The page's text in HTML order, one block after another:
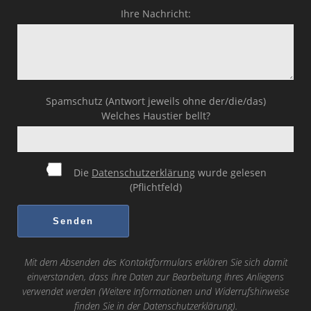
Ihre Nachricht:
Spamschutz (Antwort jeweils ohne der/die/das)
Welches Haustier bellt?
Die Datenschutzerklärung wurde gelesen
(Pflichtfeld)
Mit dem Absenden des Kontaktformulars erklären Sie sich damit
einverstanden, dass Ihre Daten zur Bearbeitung Ihres Anliegens
verwendet werden (Weitere Informationen und Widerrufshinweise
finden Sie in der Datenschutzerklärung).